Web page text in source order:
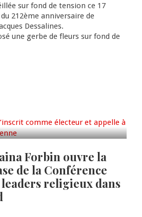
sur fond de tension ce 17
212ème anniversaire de
Dessalines.
une gerbe de fleurs sur fond de
s’inscrit comme
à la
Forbin ouvre la
de la Conférence
religieux dans